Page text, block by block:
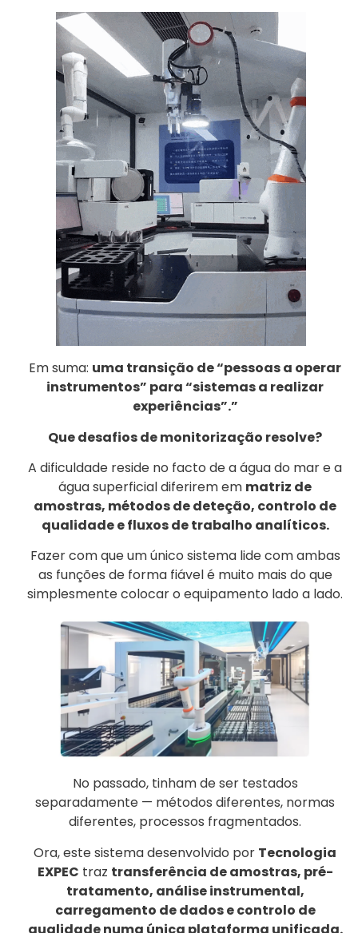
Em suma: uma transição de “pessoas a operar
instrumentos” para “sistemas a realizar
experiências”.”
Que desafios de monitorização resolve?
A dificuldade reside no facto de a água do mar e a
água superficial diferirem em matriz de
amostras, métodos de deteção, controlo de
qualidade e fluxos de trabalho analíticos.
Fazer com que um único sistema lide com ambas
as funções de forma fiável é muito mais do que
simplesmente colocar o equipamento lado a lado.
No passado, tinham de ser testados
separadamente — métodos diferentes, normas
diferentes, processos fragmentados.
Ora, este sistema desenvolvido por Tecnologia
EXPEC traz transferência de amostras, pré-
tratamento, análise instrumental,
carregamento de dados e controlo de
qualidade numa única plataforma unificada.